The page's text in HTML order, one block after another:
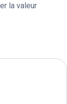
la valeur